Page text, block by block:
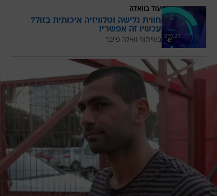
עוד בוואלה
חווית גלישה וטלוויזיה איכותית בזול?
עכשיו זה אפשרי!
בשיתוף וואלה פייבר